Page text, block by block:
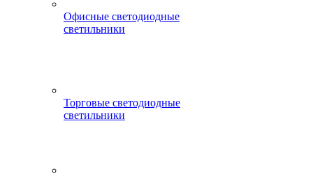
Офисные светодиодные
светильники
Торговые светодиодные
светильники